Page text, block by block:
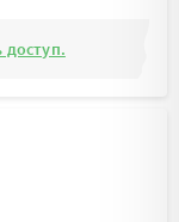
доступ.